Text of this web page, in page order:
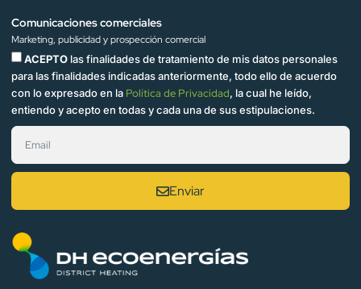
Comunicaciones comerciales
Marketing, publicidad y prospección comercial
ACEPTO las finalidades de tratamiento de mis datos personales
para las finalidades indicadas anteriormente, todo ello de acuerdo
con lo expresado en la Política de Privacidad, la cual he leído,
entiendo y acepto en todas y cada una de sus estipulaciones.
Enviar